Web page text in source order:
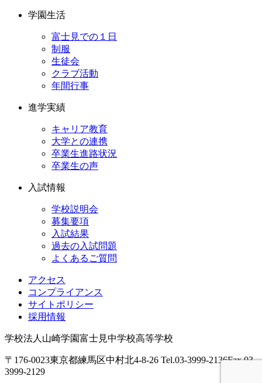
学園生活
富士見での１日
制服
生徒会
クラブ活動
年間行事
進学実績
キャリア教育
大学との連携
卒業生進路状況
卒業生の声
入試情報
学校説明会
募集要項
入試結果
過去の入試問題
よくあるご質問
アクセス
コンプライアンス
サイトポリシー
採用情報
学校法人山崎学園富士見中学校高等学校
〒176-0023東京都練馬区中村北4-8-26 Tel.03-3999-2136Fax.03-
3999-2129